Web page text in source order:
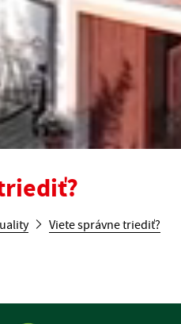
Viete správne triediť?